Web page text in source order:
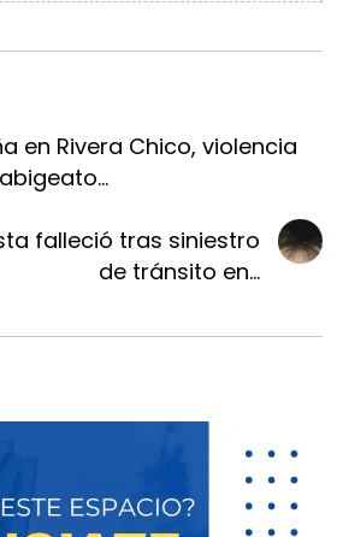
en Rivera Chico, violencia
falleció tras siniestro
de tránsito en...